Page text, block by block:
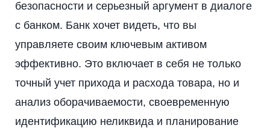
безопасности и серьезный аргумент в диалоге
с банком. Банк хочет видеть, что вы
управляете своим ключевым активом
эффективно. Это включает в себя не только
точный учет прихода и расхода товара, но и
анализ оборачиваемости, своевременную
идентификацию неликвида и планирование